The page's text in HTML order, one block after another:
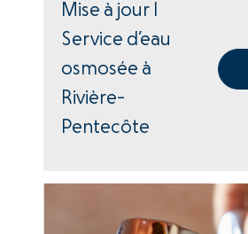
Mise à jour |
Service d’eau
osmosée à
Rivière-
Pentecôte